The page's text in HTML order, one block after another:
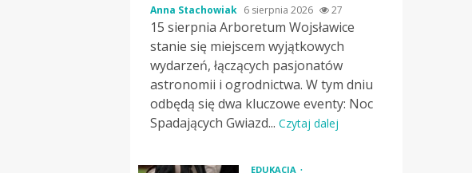
Anna Stachowiak 6 sierpnia 2026 27
15 sierpnia Arboretum Wojsławice
stanie się miejscem wyjątkowych
wydarzeń, łączących pasjonatów
astronomii i ogrodnictwa. W tym dniu
odbędą się dwa kluczowe eventy: Noc
Spadających Gwiazd... Czytaj dalej
EDUKACJA